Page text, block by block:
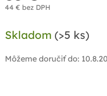
44 € bez DPH
cena:
Skladom (>5 ks)
Môžeme doručiť do: